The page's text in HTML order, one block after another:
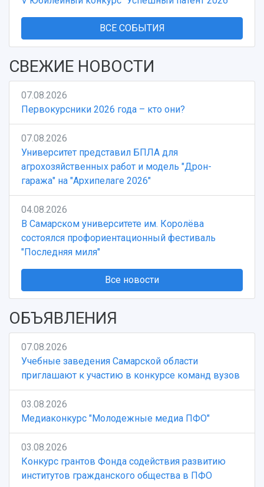
ВСЕ СОБЫТИЯ
СВЕЖИЕ НОВОСТИ
07.08.2026
Первокурсники 2026 года – кто они?
07.08.2026
Университет представил БПЛА для
агрохозяйственных работ и модель "Дрон-
гаража" на "Архипелаге 2026"
04.08.2026
В Самарском университете им. Королёва
состоялся профориентационный фестиваль
"Последняя миля"
Все новости
ОБЪЯВЛЕНИЯ
07.08.2026
Учебные заведения Самарской области
приглашают к участию в конкурсе команд вузов
03.08.2026
Медиаконкурс "Молодежные медиа ПФО"
03.08.2026
Конкурс грантов Фонда содействия развитию
институтов гражданского общества в ПФО